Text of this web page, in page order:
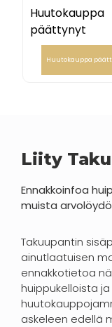
Huutokauppa
päättynyt
Huutokauppa
Liity
Ennakkoinfoa
muista
Takuupantin
ainutlaatuisen
ennakkotietoa
huippukelloista
askeleen edellä